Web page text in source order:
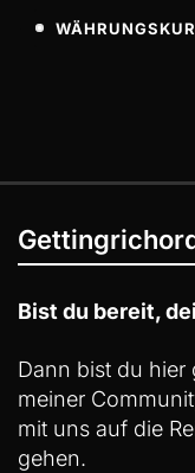
Bist du bereit,
Dann bist du hier
meiner
mit uns auf die
gehen.